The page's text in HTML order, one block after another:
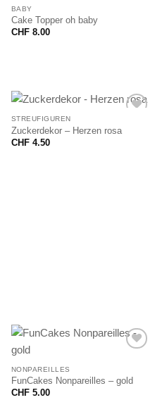
BABY
Cake Topper oh baby
CHF8.00
STREUFIGUREN
Zuckerdekor – Herzen rosa
CHF4.50
NONPAREILLES
FunCakes Nonpareilles – gold
CHF5.00